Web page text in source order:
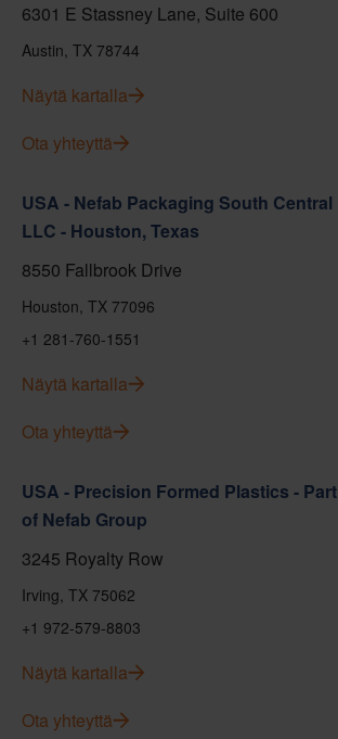
6301 E Stassney Lane, Suite 600
Austin, TX 78744
Näytä kartalla
Ota yhteyttä
USA - Nefab Packaging South Central
LLC - Houston, Texas
8550 Fallbrook Drive
Houston, TX 77096
+1 281-760-1551
Näytä kartalla
Ota yhteyttä
USA - Precision Formed Plastics - Part
of Nefab Group
3245 Royalty Row
Irving, TX 75062
+1 972-579-8803
Näytä kartalla
Ota yhteyttä